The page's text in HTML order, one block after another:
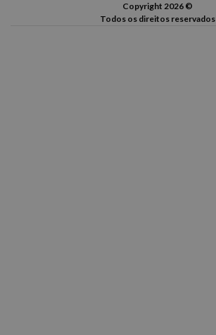
Copyright 2026 ©
Todos os direitos reservados